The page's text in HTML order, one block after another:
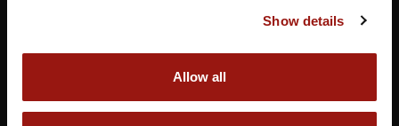
Show details
Allow all